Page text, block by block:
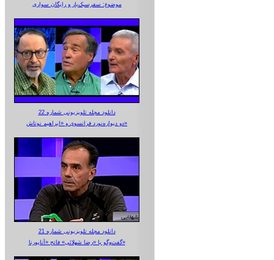
موضوع: سفرسبک‌بار و رایگان سواری
دانلود مجله تلویزیونی شماره 22
دو دیواره‌نورد فرانسوی و «ابراهیم نوتاش»
دانلود مجله تلویزیونی شماره 21
گفت‌وگو با «رضا شهلائی» فاتح «آناپورنا»